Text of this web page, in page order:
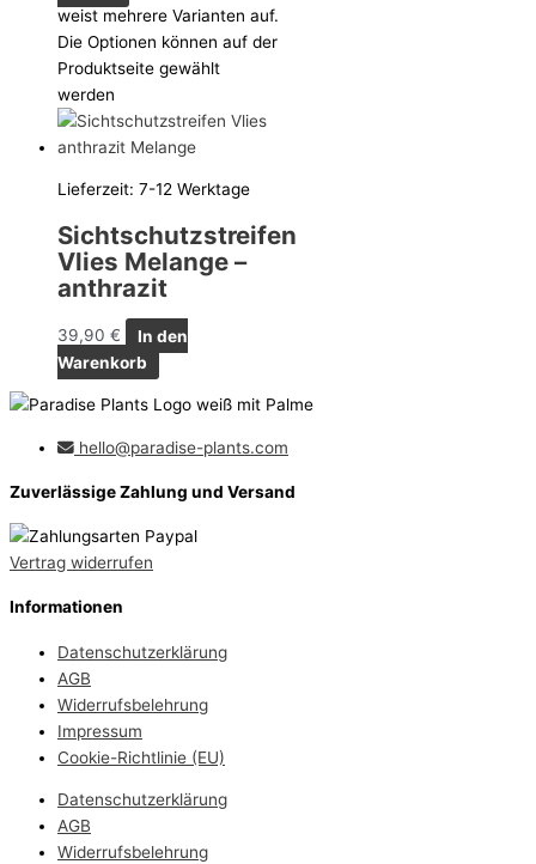
weist mehrere Varianten auf.
Die Optionen können auf der
Produktseite gewählt
werden
Lieferzeit: 7-12 Werktage
Sichtschutzstreifen
Vlies Melange –
anthrazit
39,90 €
In den
Warenkorb
hello@paradise-plants.com
Zuverlässige Zahlung und Versand
Vertrag widerrufen
Informationen
Datenschutzerklärung
AGB
Widerrufsbelehrung
Impressum
Cookie-Richtlinie (EU)
Datenschutzerklärung
AGB
Widerrufsbelehrung